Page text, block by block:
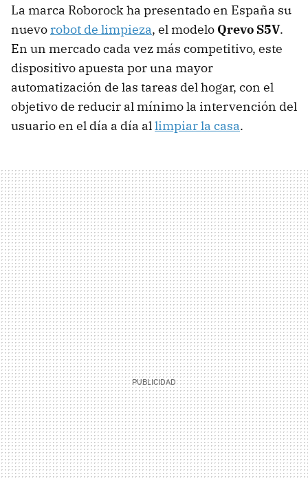
La marca Roborock ha presentado en España su
nuevo robot de limpieza, el modelo Qrevo S5V.
En un mercado cada vez más competitivo, este
dispositivo apuesta por una mayor
automatización de las tareas del hogar, con el
objetivo de reducir al mínimo la intervención del
usuario en el día a día allimpiar la casa.